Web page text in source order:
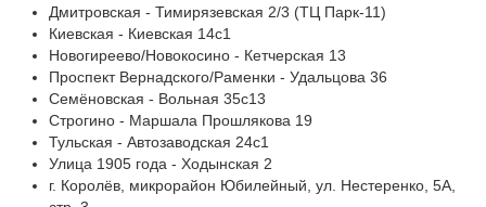
Дмитровская - Тимирязевская 2/3 (ТЦ Парк-11)
Киевская - Киевская 14с1
Новогиреево/Новокосино - Кетчерская 13
Проспект Вернадского/Раменки - Удальцова 36
Семёновская - Вольная 35с13
Строгино - Маршала Прошлякова 19
Тульская - Автозаводская 24с1
Улица 1905 года - Ходынская 2
г. Королёв, микрорайон Юбилейный, ул. Нестеренко, 5А,